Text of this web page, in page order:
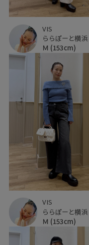
VIS
ららぽーと横浜
Ｍ (153cm)
VIS
ららぽーと横浜
Ｍ (153cm)